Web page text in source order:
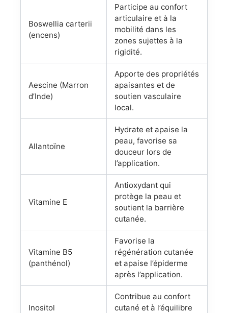
Boswellia carterii
(encens)
Participe au confort
articulaire et à la
mobilité dans les
zones sujettes à la
rigidité.
Aescine (Marron
d’Inde)
Apporte des propriétés
apaisantes et de
soutien vasculaire
local.
Allantoïne
Hydrate et apaise la
peau, favorise sa
douceur lors de
l’application.
Vitamine E
Antioxydant qui
protège la peau et
soutient la barrière
cutanée.
Vitamine B5
(panthénol)
Favorise la
régénération cutanée
et apaise l’épiderme
après l’application.
Inositol
Contribue au confort
cutané et à l’équilibre